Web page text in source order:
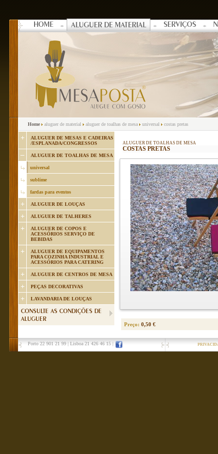
HOME ALUGUER DE MATERIAL SERVIÇOS
Home aluguer de material aluguer de toalhas de mesa universal costas pretas
ALUGUER DE MESAS E CADEIRAS
/ESPLANADA/CONGRESSOS
ALUGUER DE TOALHAS DE MESA
universal
sublime
fardas para eventos
ALUGUER DE LOUÇAS
ALUGUER DE TALHERES
ALUGUER DE COPOS E
ACESSÓRIOS SERVIÇO DE
BEBIDAS
ALUGUER DE EQUIPAMENTOS
PARA COZINHA INDUSTRIAL E
ACESSÓRIOS PARA CATERING
ALUGUER DE CENTROS DE MESA
PEÇAS DECORATIVAS
LAVANDARIA DE LOUÇAS
CONSULTE AS CONDIÇÕES DE
ALUGUER
ALUGUER DE TOALHAS DE MESA
COSTAS PRETAS
Preço: 0,50 €
Porto 22 901 21 99 Lisboa 21 426 46 15